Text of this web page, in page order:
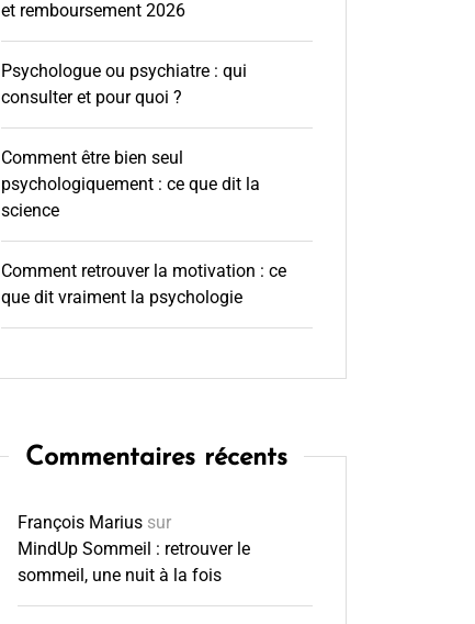
et remboursement 2026
Psychologue ou psychiatre : qui
consulter et pour quoi ?
Comment être bien seul
psychologiquement : ce que dit la
science
Comment retrouver la motivation : ce
que dit vraiment la psychologie
Commentaires récents
François Mariussur
MindUp Sommeil : retrouver le
sommeil, une nuit à la fois